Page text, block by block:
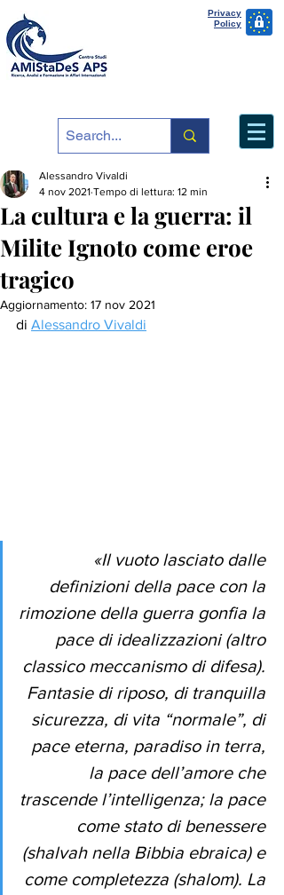
Privacy
Policy
La cultura e la guerra: il
Milite Ignoto come eroe
tragico
Alessandro Vivaldi
4 nov 2021 Tempo di lettura: 12 min
Aggiornamento: 17 nov 2021
di Alessandro Vivaldi
«Il vuoto lasciato dalle
definizioni della pace con la
rimozione della guerra gonfia la
pace di idealizzazioni (altro
classico meccanismo di difesa).
Fantasie di riposo, di tranquilla
sicurezza, di vita “normale”, di
pace eterna, paradiso in terra,
la pace dell’amore che
trascende l’intelligenza; la pace
come stato di benessere
(shalvah nella Bibbia ebraica) e
come completezza (shalom). La